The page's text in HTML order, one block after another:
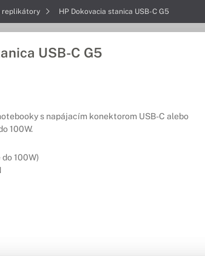
replikátory HP Dokovacia stanica USB-C G5
USB-C G5
s napájacím konektorom USB-C alebo
100W.
100W)